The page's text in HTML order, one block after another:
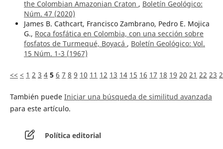
the Colombian Amazonian Craton , Boletín Geológico:
Núm. 47 (2020)
James B. Cathcart, Francisco Zambrano, Pedro E. Mojica
G., Roca fosfática en Colombia, con una sección sobre
fosfatos de Turmequé, Boyacá , Boletín Geológico: Vol.
15 Núm. 1-3 (1967)
<< < 1 2 3 4 5 6 7 8 9 10 11 12 13 14 15 16 17 18 19 20 21 22 23
También puede Iniciar una búsqueda de similitud avanzada
para este artículo.
Política editorial